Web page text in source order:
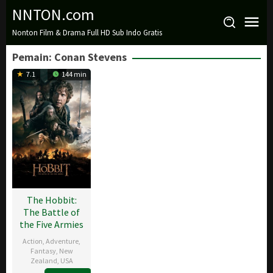
Loncat
konten
NNTON.com
Nonton Film & Drama Full HD Sub Indo Gratis
Pemain: Conan Stevens
7.1 144 min
The Hobbit:
The Battle of
the Five Armies
Action ,Adventure
Fantasy, New
Zealand USA